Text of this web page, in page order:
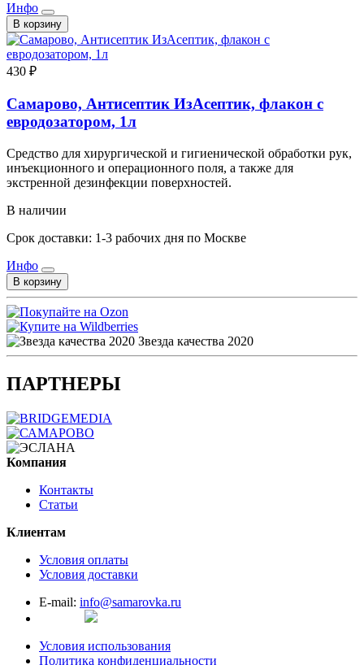
Инфо
В корзину
430 ₽
Самарово, Антисептик ИзАсептик, флакон с
евродозатором, 1л
Средство для хирургической и гигиенической обработки рук,
инъекционного и операционного поля, а также для
экстренной дезинфекции поверхностей.
В наличии
Срок доставки: 1-3 рабочих дня по Москве
Инфо
В корзину
Звезда качества 2020
ПАРТНЕРЫ
Компания
Контакты
Статьи
Клиентам
Условия оплаты
Условия доставки
E-mail: info@samarovka.ru
Условия использования
Политика конфиденциальности